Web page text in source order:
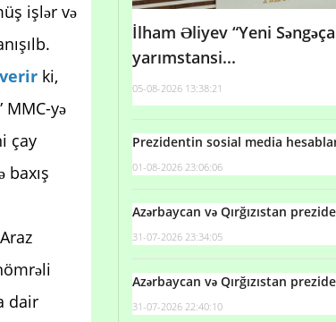
işlər və
ki,
yə
çay
baxış
dair
İlham Əliyev “Yeni
yarımstansi...
05-08-2026 13:38:21
Prezidentin sosial media
01-08-2026 23:06:06
Azərbaycan və Qırğızıstan
31-07-2026 23:34:05
Azərbaycan və Qırğızıstan
31-07-2026 22:40:10